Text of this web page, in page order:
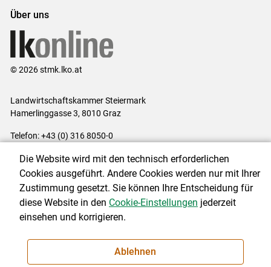
Über uns
© 2026 stmk.lko.at
Landwirtschaftskammer Steiermark
Hamerlinggasse 3, 8010 Graz
Telefon: +43 (0) 316 8050-0
Impressum|Kontakt|Datenschutzerklärung|Barrierefreiheit|
Cookie-Einstellungen
NEWSLETTER
Die Website wird mit den technisch erforderlichen
Cookies ausgeführt. Andere Cookies werden nur mit Ihrer
Zustimmung gesetzt. Sie können Ihre Entscheidung für
diese Website in den Cookie-Einstellungen jederzeit
einsehen und korrigieren.
Ablehnen